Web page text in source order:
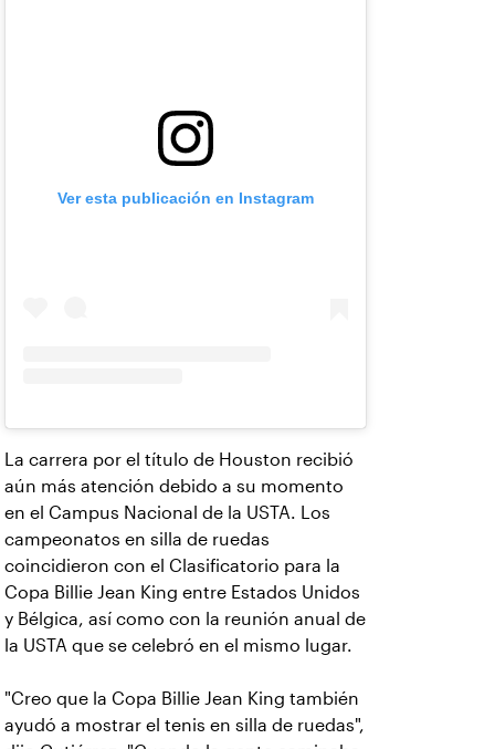
Ver esta publicación en Instagram
La carrera por el título de Houston recibió
aún más atención debido a su momento
en el Campus Nacional de la USTA. Los
campeonatos en silla de ruedas
coincidieron con el Clasificatorio para la
Copa Billie Jean King entre Estados Unidos
y Bélgica, así como con la reunión anual de
la USTA que se celebró en el mismo lugar.
"Creo que la Copa Billie Jean King también
ayudó a mostrar el tenis en silla de ruedas",